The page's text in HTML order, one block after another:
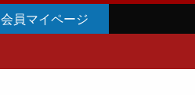
会員マイページ